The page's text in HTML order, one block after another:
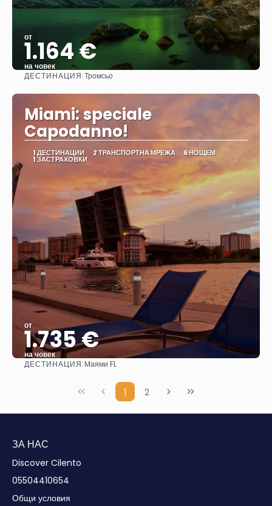
от
1.164 €
на човек
ДЕСТИНАЦИЯ:Тромсьо
Miami: speciale
Capodanno!
1 ДЕСТИНАЦИИ 2 ТРАНСПОРТНА МРЕЖА 6 НОЩЕМ
1 ЗАСТРАХОВКИ
от
1.735 €
на човек
ДЕСТИНАЦИЯ:Маями FL
1 2
ЗА НАС
Discover Cilento
05504410654
Общи условия